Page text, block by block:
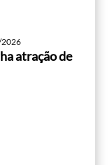
atração de